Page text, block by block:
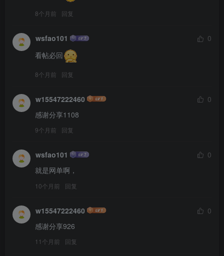
8个月前 回复
wsfao101
0
看帖必回
8个月前 回复
w15547222460
0
感谢分享1108
9个月前 回复
wsfao101
0
就是网单啊，
10个月前 回复
w15547222460
0
感谢分享926
11个月前 回复